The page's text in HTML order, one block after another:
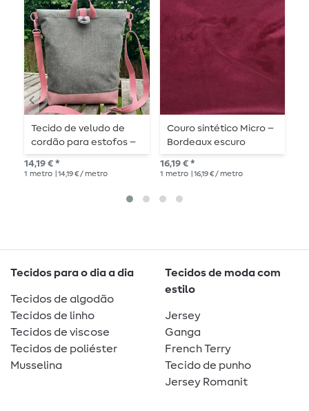
Tecido de veludo de
cordão para estofos –
verde abeto
14,19 € *
1 metro | 14,19 € / metro
Couro sintético Micro –
Bordeaux escuro
16,19 € *
1 metro | 16,19 € / metro
Tecidos para o dia a dia
Tecidos de algodão
Tecidos de linho
Tecidos de viscose
Tecidos de poliéster
Musselina
Tecidos de moda com
estilo
Jersey
Ganga
French Terry
Tecido de punho
Jersey Romanit